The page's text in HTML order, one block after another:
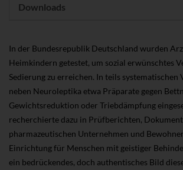
Downloads
In der Bundesrepublik Deutschland wurden
Heimkindern getestet, um sozial erwünschtes
Sedierung zu erreichen. In teils systematischen
neben Neuroleptika etwa Präparate gegen
Gewichtsreduktion oder Triebdämpfung
recherchierte dazu in Prüfberichten,
pharmazeutischen Unternehmen und
Einrichtung für Menschen mit geistiger
ein bedrückendes, doch authentisches Bild